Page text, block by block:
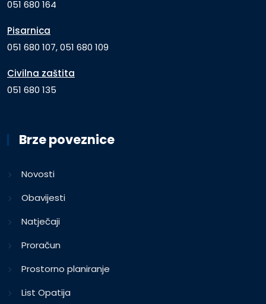
051 680 164
Pisarnica
051 680 107, 051 680 109
Civilna zaštita
051 680 135
Brze poveznice
Novosti
Obavijesti
Natječaji
Proračun
Prostorno planiranje
List Opatija